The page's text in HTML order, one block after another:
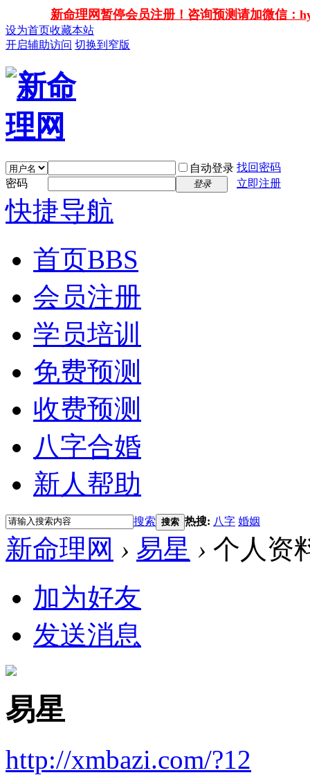
新命理网暂停会员注册！咨询预测请加微信：
设为首页收藏本站
开启辅助访问 切换到窄版
自动登录 找回密码
密码
登录 立即注册
快捷导航
首页BBS
会员注册
学员培训
免费预测
收费预测
八字合婚
新人帮助
搜索 搜索 热搜: 八字 婚姻
新命理网 › 易星 › 个人资
加为好友
发送消息
易星
http://xmbazi.com/?12